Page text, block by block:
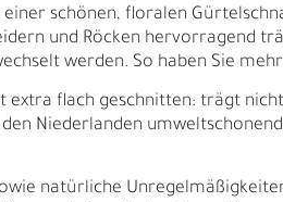
schönen, floralen
und Röcken hervorragend
werden. So haben Sie
flach geschnitten: trägt
Niederlanden
natürliche